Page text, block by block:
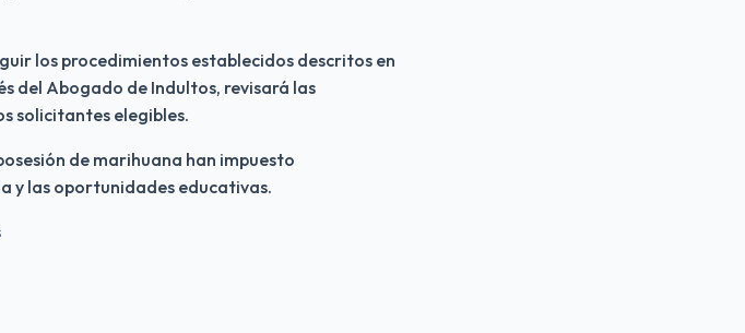
los procedimientos establecidos descritos en
del Abogado de Indultos, revisará las
solicitantes elegibles.
de marihuana han impuesto
y las oportunidades educativas.